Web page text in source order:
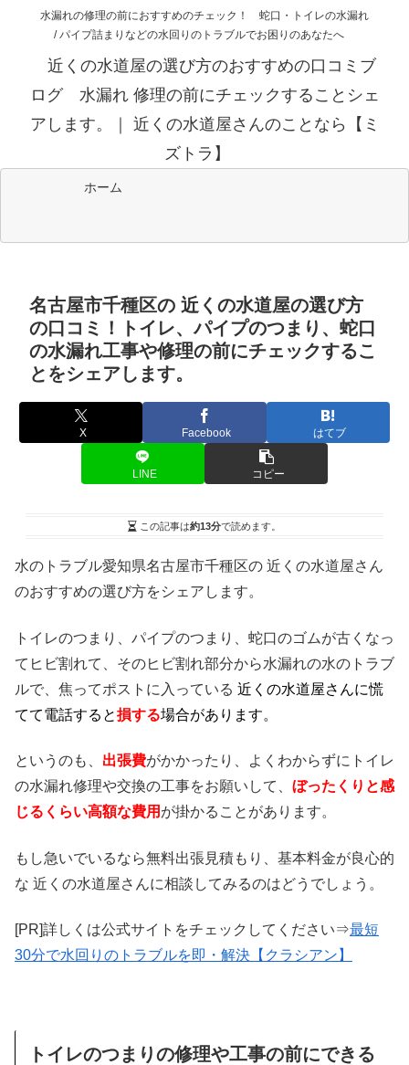
水漏れの修理の前におすすめのチェック！ 蛇口・トイレの水漏れ
/ パイプ詰まりなどの水回りのトラブルでお困りのあなたへ
近くの水道屋の選び方のおすすめの口コミブ
ログ 水漏れ 修理の前にチェックすることシェ
アします。｜ 近くの水道屋さんのことなら【ミ
ズトラ】
ホーム
名古屋市千種区の 近くの水道屋の選び方
の口コミ！トイレ、パイプのつまり、蛇口
の水漏れ工事や修理の前にチェックするこ
とをシェアします。
X Facebook はてブ
LINE コピー
この記事は約13分で読めます。
水のトラブル愛知県名古屋市千種区の 近くの水道屋さん
のおすすめの選び方をシェアします。
トイレのつまり、パイプのつまり、蛇口のゴムが古くなっ
てヒビ割れて、そのヒビ割れ部分から水漏れの水のトラブ
ルで、焦ってポストに入っている 近くの水道屋さんに慌
てて電話すると損する場合があります。
というのも、 出張費がかかったり、よくわからずにトイレ
の水漏れ修理や交換の工事をお願いして、 ぼったくりと感
じるくらい高額な費用 が掛かることがあります。
もし急いでいるなら無料出張見積もり、基本料金が良心的
な 近くの水道屋さんに相談してみるのはどうでしょう。
[PR]詳しくは公式サイトをチェックしてください⇒最短
30分で水回りのトラブルを即・解決【クラシアン】
トイレのつまりの修理や工事の前にできる